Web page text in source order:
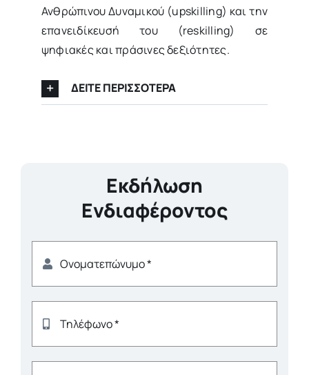
Ανθρώπινου Δυναμικού (upskilling) και την
επανειδίκευσή του (reskilling) σε
ψηφιακές και πράσινες δεξιότητες.
ΔΕΙΤΕ ΠΕΡΙΣΣΟΤΕΡΑ
Εκδήλωση
Ενδιαφέροντος